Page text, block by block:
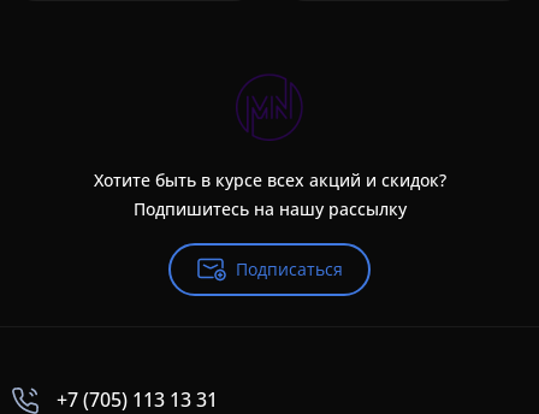
Хотите быть в курсе всех акций и скидок?
Подпишитесь на нашу рассылку
Подписаться
+7 (705) 113 13 31